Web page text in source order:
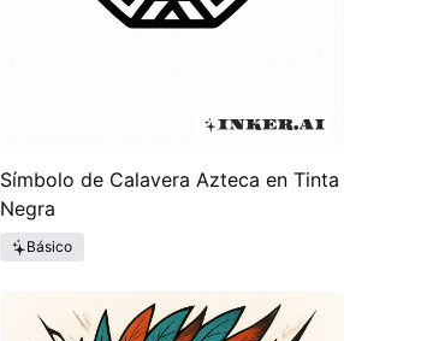
Símbolo de Calavera Azteca en Tinta
Negra
Básico